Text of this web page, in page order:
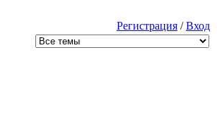
Регистрация /Вход